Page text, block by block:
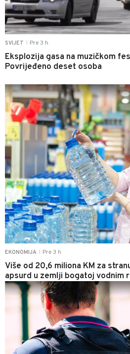
SVIJET Pre 3 h
Eksplozija gasa na muzičkom
Povrijeđeno deset osoba
EKONOMIJA Pre 3 h
Više od 20,6 miliona KM za
apsurd u zemlji bogatoj vodnim